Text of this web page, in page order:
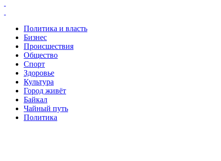
Политика и власть
Бизнес
Происшествия
Общество
Cпорт
Здоровье
Культура
Город живёт
Байкал
Чайный путь
Политика